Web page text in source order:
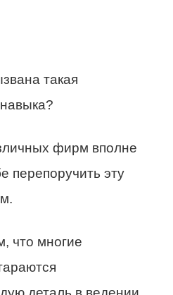
такая
фирм вполне
перепоручить эту
что многие